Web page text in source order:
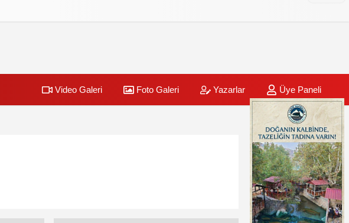
Video Galeri Foto Galeri Yazarlar Üye Paneli